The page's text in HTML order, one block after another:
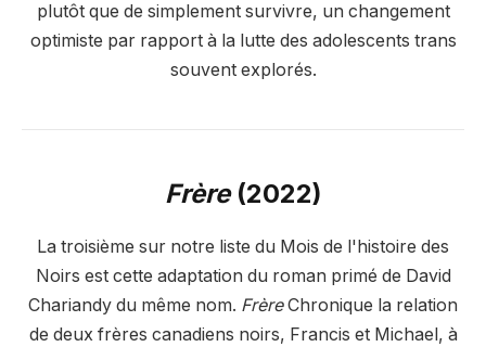
plutôt que de simplement survivre, un changement
optimiste par rapport à la lutte des adolescents trans
souvent explorés.
Frère(2022)
La troisième sur notre liste du Mois de l'histoire des
Noirs est cette adaptation du roman primé de David
Chariandy du même nom. FrèreChronique la relation
de deux frères canadiens noirs, Francis et Michael, à